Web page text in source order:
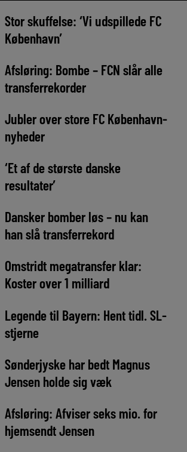
Stor skuffelse: ‘Vi udspillede FC
København’
Afsløring: Bombe – FCN slår alle
transferrekorder
Jubler over store FC København-
nyheder
‘Et af de største danske
resultater’
Dansker bomber løs – nu kan
han slå transferrekord
Omstridt megatransfer klar:
Koster over 1 milliard
Legende til Bayern: Hent tidl. SL-
stjerne
Sønderjyske har bedt Magnus
Jensen holde sig væk
Afsløring: Afviser seks mio. for
hjemsendt Jensen